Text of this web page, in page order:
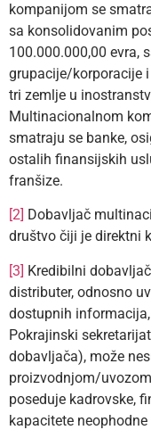
kompanijom se
sa konsolidovanim
100.000.000,00 evra,
grupacije/korporacije
tri zemlje u
Multinacionalnom
smatraju se banke,
ostalih finansijskih
franšize.
[2] Dobavljač
društvo čiji je direktni
[3] Kredibilni
distributer, odnosno
dostupnih
Pokrajinski
dobavljača), može
proizvodnjom/
poseduje kadrovske,
kapacitete